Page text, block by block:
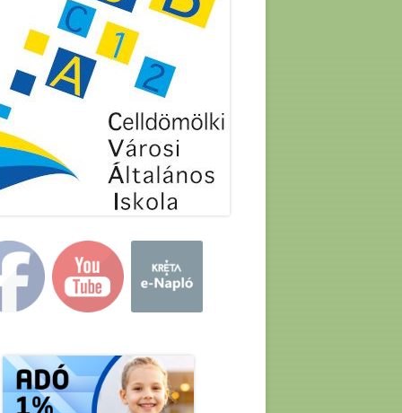
ENERGETIKA ÖKO-TÉMAHÉT
ENERGIA PROJEKTHÉT